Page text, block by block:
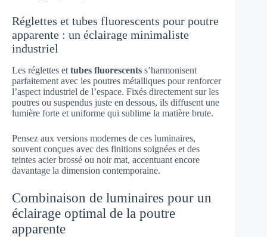
Réglettes et tubes fluorescents pour poutre
apparente : un éclairage minimaliste
industriel
Les réglettes et tubes fluorescents s’harmonisent
parfaitement avec les poutres métalliques pour renforcer
l’aspect industriel de l’espace. Fixés directement sur les
poutres ou suspendus juste en dessous, ils diffusent une
lumière forte et uniforme qui sublime la matière brute.
Pensez aux versions modernes de ces luminaires,
souvent conçues avec des finitions soignées et des
teintes acier brossé ou noir mat, accentuant encore
davantage la dimension contemporaine.
Combinaison de luminaires pour un
éclairage optimal de la poutre
apparente